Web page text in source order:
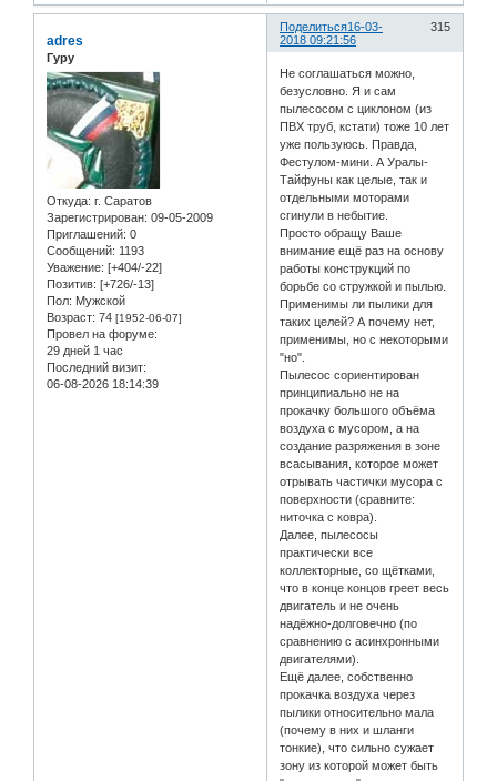
Поделиться 315
16-03-
2018 09:21:56
adres
Гуру
Откуда: г. Саратов
Зарегистрирован: 09-05-2009
Приглашений: 0
Сообщений: 1193
Уважение: [+404/-22]
Позитив: [+726/-13]
Пол: Мужской
Возраст: 74 [1952-06-07]
Провел на форуме:
29 дней 1 час
Последний визит:
06-08-2026 18:14:39
Не соглашаться можно,
безусловно. Я и сам
пылесосом с циклоном (из
ПВХ труб, кстати) тоже 10 лет
уже пользуюсь. Правда,
Фестулом-мини. А Уралы-
Тайфуны как целые, так и
отдельными моторами
сгинули в небытие.
Просто обращу Ваше
внимание ещё раз на основу
работы конструкций по
борьбе со стружкой и пылью.
Применимы ли пылики для
таких целей? А почему нет,
применимы, но с некоторыми
"но".
Пылесос сориентирован
принципиально не на
прокачку большого объёма
воздуха с мусором, а на
создание разряжения в зоне
всасывания, которое может
отрывать частички мусора с
поверхности (сравните:
ниточка с ковра).
Далее, пылесосы
практически все
коллекторные, со щётками,
что в конце концов греет весь
двигатель и не очень
надёжно-долговечно (по
сравнению с асинхронными
двигателями).
Ещё далее, собственно
прокачка воздуха через
пылики относительно мала
(почему в них и шланги
тонкие), что сильно сужает
зону из которой может быть